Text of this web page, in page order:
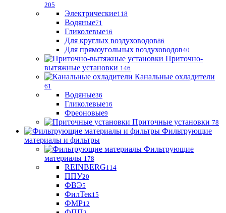
205
Электрические118
Водяные71
Гликолевые16
Для круглых воздуховодов86
Для прямоугольных воздуховодов40
Приточно-
вытяжные установки 146
Канальные охладители
61
Водяные36
Гликолевые16
Фреоновые9
Приточные установки 78
Фильтрующие
материалы и фильтры
Фильтрующие
материaлы 178
REINBERG114
ППУ20
ФВЭ5
ФилТек15
ФМР12